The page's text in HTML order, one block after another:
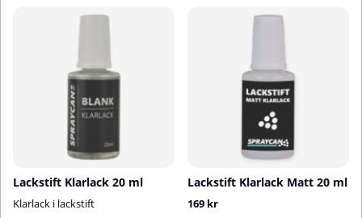
Lackstift Klarlack 20 ml
Klarlack i lackstift
Lackstift Klarlack Matt 20 ml
169 kr